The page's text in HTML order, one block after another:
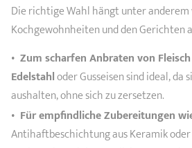
Die richtige Wahl hängt unter
Kochgewohnheiten und den Gerichten
Zum scharfen Anbraten von
Edelstahloder Gusseisen sind ideal,
aushalten, ohne sich zu zersetzen.
Für empfindliche Zubereitungen
Antihaftbeschichtung aus Keramik